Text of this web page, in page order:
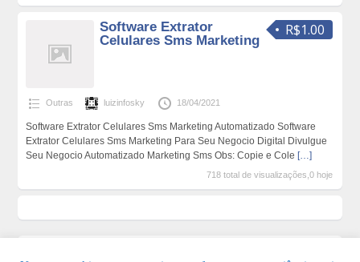
R$1.00
Software Extrator
Celulares Sms Marketing
Outras luizinfosky 18/04/2021
Software Extrator Celulares Sms Marketing Automatizado Software
Extrator Celulares Sms Marketing Para Seu Negocio Digital Divulgue
Seu Negocio Automatizado Marketing Sms Obs: Copie e Cole […]
718 total de visualizações,0 hoje